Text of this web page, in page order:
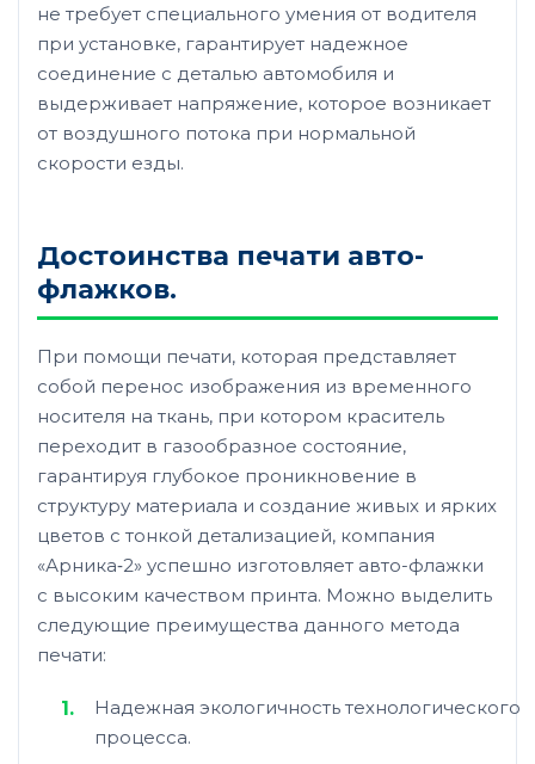
не требует специального умения от водителя
при установке, гарантирует надежное
соединение с деталью автомобиля и
выдерживает напряжение, которое возникает
от воздушного потока при нормальной
скорости езды.
Достоинства печати авто-
флажков.
При помощи печати, которая представляет
собой перенос изображения из временного
носителя на ткань, при котором краситель
переходит в газообразное состояние,
гарантируя глубокое проникновение в
структуру материала и создание живых и ярких
цветов с тонкой детализацией, компания
«Арника‑2» успешно изготовляет авто-флажки
с высоким качеством принта. Можно выделить
следующие преимущества данного метода
печати:
Надежная экологичность технологического
процесса.